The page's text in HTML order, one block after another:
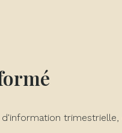
trimestrielle,